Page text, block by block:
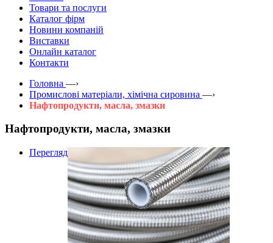
Товари та послуги
Каталог фірм
Новини компаній
Виставки
Онлайн каталог
Контакти
Головна —›
Промислові матеріали, хімічна сировина —›
Нафтопродукти, масла, змазки
Нафтопродукти, масла, змазки
Перегляд